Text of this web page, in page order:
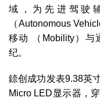
域，为先进驾驶
（Autonomous
移动 （Mobility）与
纪。
錼创成功发表9.38英
Micro LED显示器，